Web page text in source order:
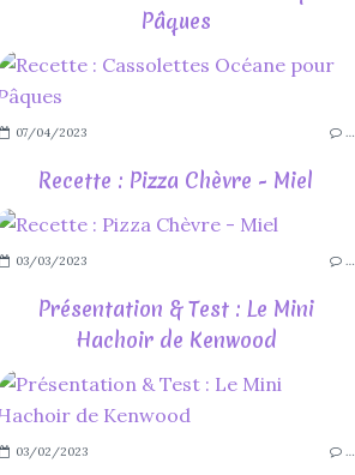
Pâques
07/04/2023 …
Recette : Pizza Chèvre - Miel
03/03/2023 …
Présentation & Test : Le Mini
Hachoir de Kenwood
03/02/2023 …